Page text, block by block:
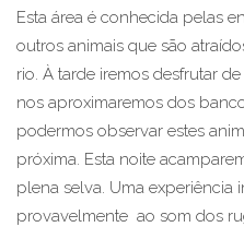
Esta área é conhecida pelas
outros animais que são
rio. À tarde iremos desfrutar
nos aproximaremos dos
podermos observar estes
próxima. Esta noite
plena selva. Uma experiência
provavelmente ao som dos